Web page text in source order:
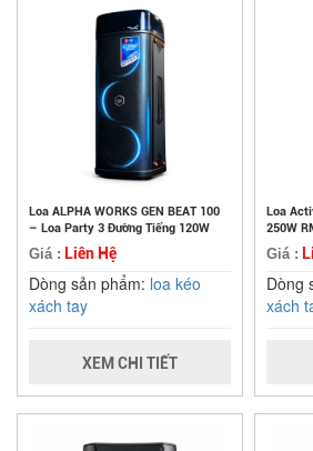
Loa ALPHA WORKS GEN BEAT 100
– Loa Party 3 Đường Tiếng 120W
Giá : Liên Hệ
Dòng sản phẩm: loa kéo
xách tay
XEM CHI TIẾT
Loa
250W
Giá :
Dòng
xách